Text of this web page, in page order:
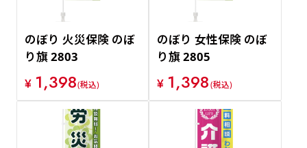
のぼり 火災保険 のぼ
り旗 2803
¥ 1,398(税込)
のぼり 女性保険 のぼ
り旗 2805
¥ 1,398(税込)